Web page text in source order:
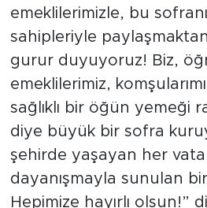
emeklilerimizle, bu
sahipleriyle
gurur duyuyoruz! Biz,
emeklilerimiz,
sağlıklı bir öğün yemeği
diye büyük bir sofra
şehirde yaşayan her
dayanışmayla sunulan bir
Hepimize hayırlı olsun!”